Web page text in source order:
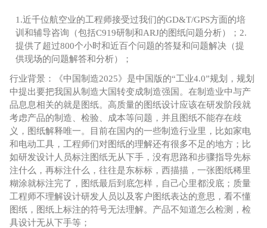
1.近千位航空业的工程师接受过我们的GD&T/GPS方面的培
训和辅导咨询（包括C919研制和ARJ的图纸问题分析）；2.
提供了超过800个小时和近百个问题的答疑和问题解决（提
供现场的问题解答和分析）；
行业背景：《中国制造2025》是中国版的“工业4.0”规划，规划
中提出要把我国从制造大国转变成制造强国。在制造业中与产
品息息相关的就是图纸。高质量的图纸设计应该在研发阶段就
考虑产品的制造、检验、成本等问题，并且图纸不能存在歧
义，图纸解释唯一。目前在国内的一些制造行业里，比如家电
和电动工具，工程师们对图纸的理解还有很多不足的地方；比
如研发设计人员标注图纸无从下手，没有思路和步骤指导先标
注什么，再标注什么，往往是东标标，西描描，一张图纸稀里
糊涂就标注完了，图纸最后到底怎样，自己心里都没底；质量
工程师不理解设计研发人员以及客户图纸表达的意思，看不懂
图纸，图纸上标注的符号无法理解。产品不知道怎么检测，检
具设计无从下手等；